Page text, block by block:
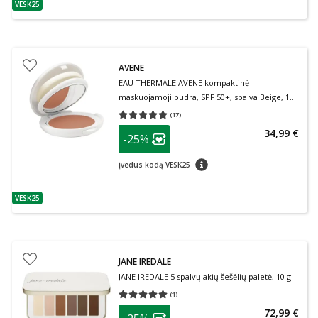
patarimas
VESK25
patarimas
VESK25
AVENE
EAU THERMALE AVENE kompaktinė
maskuojamoji pudra, SPF 50+, spalva Beige, 10
g
(17)
Vidutinis įvertinimas 5.00
patarimas
Lojalumo klubo narių nuolaida
-25%
Įvedus kodą VESK25 patarimas
34,99 €
JANE IREDALE
JANE IREDALE 5 spalvų akių šešėlių paletė, 10 g
(1)
Vidutinis įvertinimas 5.00
patarimas 72,99 €